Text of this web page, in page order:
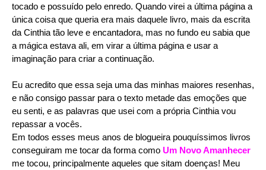
tocado e possuído pelo enredo. Quando virei a última página a
única coisa que queria era mais daquele livro, mais da escrita
da Cinthia tão leve e encantadora, mas no fundo eu sabia que
a mágica estava ali, em virar a última página e usar a
imaginação para criar a continuação.
Eu acredito que essa seja uma das minhas maiores resenhas,
e não consigo passar para o texto metade das emoções que
eu senti, e as palavras que usei com a própria Cinthia vou
repassar a vocês.
Em todos esses meus anos de blogueira pouquíssimos livros
conseguiram me tocar da forma como Um Novo Amanhecer
me tocou, principalmente aqueles que sitam doenças! Meu